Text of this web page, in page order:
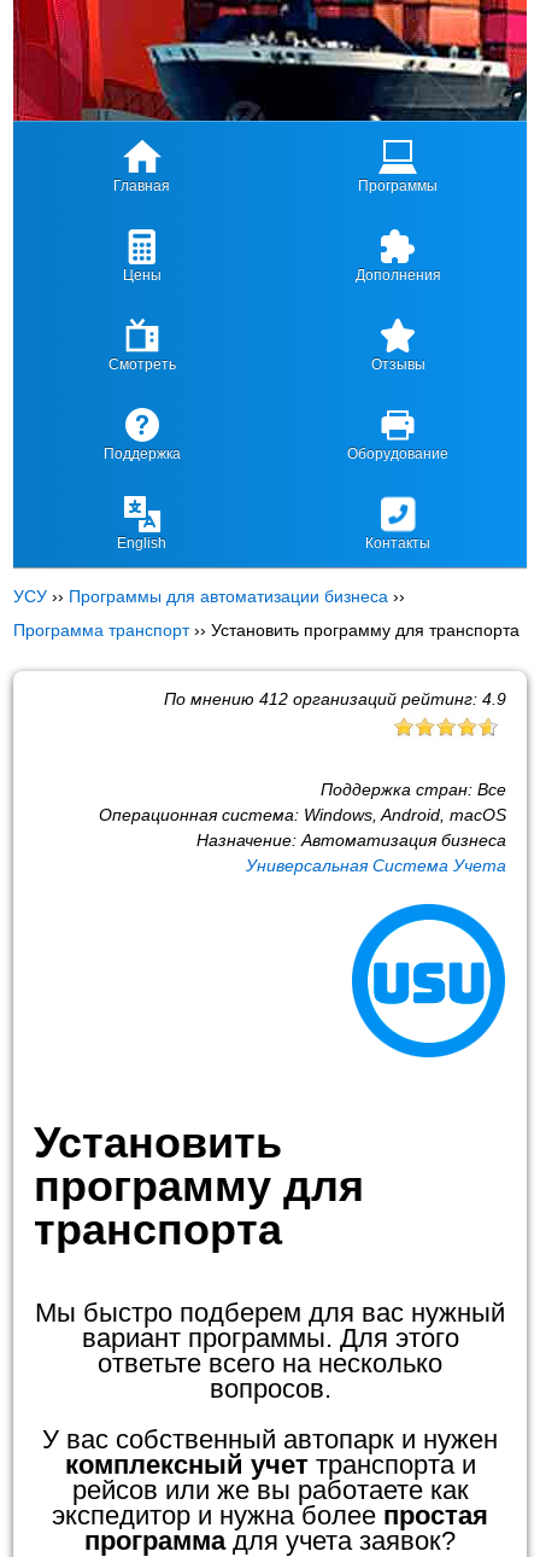
Главная Программы
Цены Дополнения
Смотреть Отзывы
Поддержка Оборудование
English Контакты
УСУ ›› Программы для автоматизации бизнеса ››
Программа транспорт››Установить программу для транспорта
По мнению 412организаций рейтинг: 4.9
Поддержка стран: Все
Операционная система: Windows, Android, macOS
Назначение: Автоматизация бизнеса
Универсальная Система Учета
Установить
программу для
транспорта
Мы быстро подберем для вас нужный
вариант программы. Для этого
ответьте всего на несколько
вопросов.
У вас собственный автопарк и нужен
комплексный учеттранспорта и
рейсов или же вы работаете как
экспедитор и нужна более простая
программадля учета заявок?